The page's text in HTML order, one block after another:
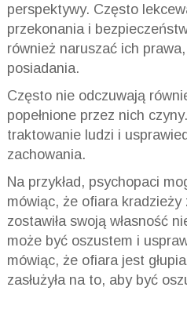
perspektywy. Często
przekonania i
również naruszać ich
posiadania.
Często nie odczuwają
popełnione przez nich
traktowanie ludzi i
zachowania.
Na przykład, psychopaci
mówiąc, że ofiara kradzieży
zostawiła swoją własność
może być oszustem i
mówiąc, że ofiarajest
zasłużyła na to, aby być